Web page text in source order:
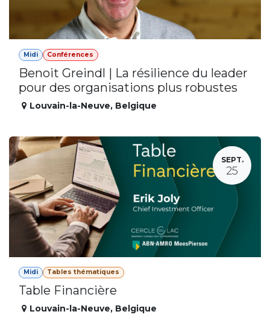
Midi Conférences
Benoit Greindl | La résilience du leader
pour des organisations plus robustes
Louvain-la-Neuve, Belgique
SEPT.
25
Midi Tables thématiques
Table Financière
Louvain-la-Neuve, Belgique